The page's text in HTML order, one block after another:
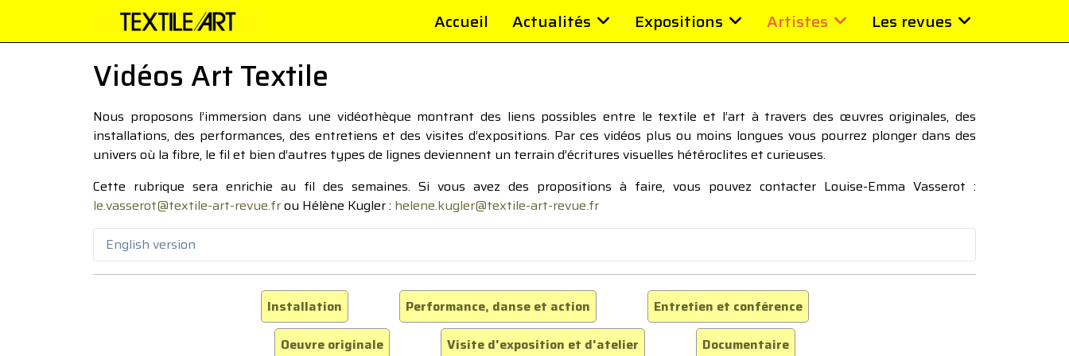
Accueil Actualités Expositions Artistes Les revues
Vidéos Art Textile
Nous proposons l’immersion dans une vidéothèque montrant des liens possibles entre le textile et l’art à travers des œuvres originales, des
installations, des performances, des entretiens et des visites d’expositions. Par ces vidéos plus ou moins longues vous pourrez plonger dans des
univers où la fibre, le fil et bien d’autres types de lignes deviennent un terrain d’écritures visuelles hétéroclites et curieuses.
Cette rubrique sera enrichie au fil des semaines. Si vous avez des propositions à faire, vous pouvez contacter Louise-Emma Vasserot :
le.vasserot@textile-art-revue.frou Hélène Kugler : helene.kugler@textile-art-revue.fr
English version
Installation Performance, danse et action
Entretien et conférence
Oeuvre originale
Visite d'exposition et d'atelier Documentaire